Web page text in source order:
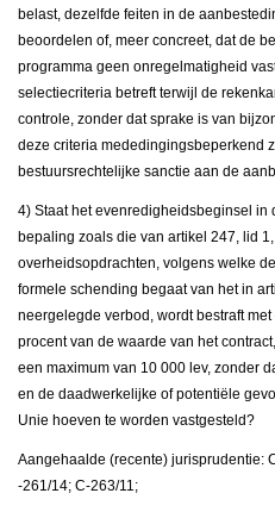
belast, dezelfde feiten in de
beoordelen of, meer concreet, dat de
programma geen onregelmatigheid
selectiecriteria betreft terwijl de
controle, zonder dat sprake is van
deze criteria mededingingsbeperkend
bestuursrechtelijke sanctie aan de
4) Staat het evenredigheidsbeginsel
bepaling zoals die van artikel 247, lid
overheidsopdrachten, volgens welke
formele schending begaat van het in
neergelegde verbod, wordt bestraft
procent van de waarde van het
een maximum van 10 000 lev, zonder
en de daadwerkelijke of potentiële
Unie hoeven te worden vastgesteld?
Aangehaalde (recente) jurisprudentie:
-261/14; C-263/11;